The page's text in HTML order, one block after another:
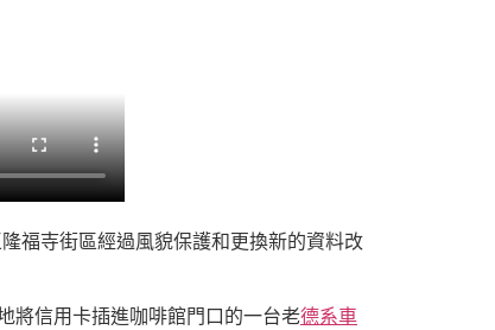
福寺街區經過風貌保護和更換新的資料改
將信用卡插進咖啡館門口的一台老德系車